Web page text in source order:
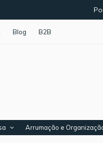
Blog B2B
Arrumação e